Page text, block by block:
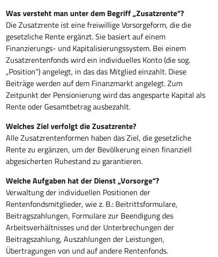
Was versteht man unter dem Begriff „Zusatzrente“?
Die Zusatzrente ist eine freiwillige Vorsorgeform, die die
gesetzliche Rente ergänzt. Sie basiert auf einem
Finanzierungs- und Kapitalisierungssystem. Bei einem
Zusatzrentenfonds wird ein individuelles Konto (die sog.
„Position“) angelegt, in das das Mitglied einzahlt. Diese
Beiträge werden auf dem Finanzmarkt angelegt. Zum
Zeitpunkt der Pensionierung wird das angesparte Kapital als
Rente oder Gesamtbetrag ausbezahlt.
Welches Ziel verfolgt die Zusatzrente?
Alle Zusatzrentenformen haben das Ziel, die gesetzliche
Rente zu ergänzen, um der Bevölkerung einen finanziell
abgesicherten Ruhestand zu garantieren.
Welche Aufgaben hat der Dienst „Vorsorge“?
Verwaltung der individuellen Positionen der
Rentenfondsmitglieder, wie z. B.: Beitrittsformulare,
Beitragszahlungen, Formulare zur Beendigung des
Arbeitsverhältnisses und der Unterbrechungen der
Beitragszahlung, Auszahlungen der Leistungen,
Übertragungen von und auf andere Rentenfonds.